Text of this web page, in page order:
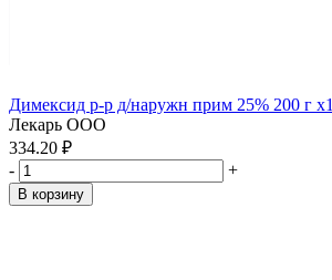
Димексид р-р д/наружн прим 25% 200 г x1
Лекарь ООО
334.20 ₽
-
+
В корзину